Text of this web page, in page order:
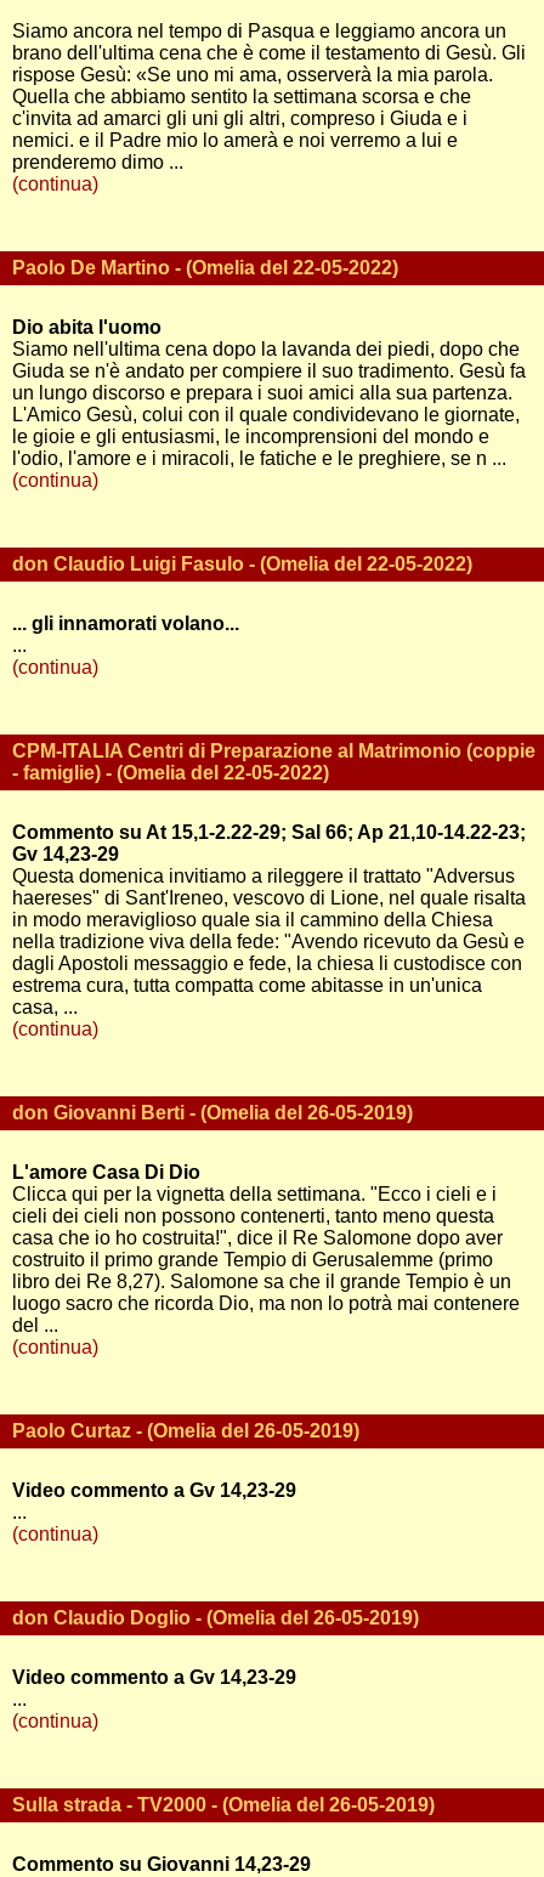
Siamo ancora nel tempo di Pasqua e leggiamo ancora un
brano dell'ultima cena che è come il testamento di Gesù. Gli
rispose Gesù: «Se uno mi ama, osserverà la mia parola.
Quella che abbiamo sentito la settimana scorsa e che
c'invita ad amarci gli uni gli altri, compreso i Giuda e i
nemici. e il Padre mio lo amerà e noi verremo a lui e
prenderemo dimo ...
(continua)
Paolo De Martino - (Omelia del 22-05-2022)
Dio abita l'uomo
Siamo nell'ultima cena dopo la lavanda dei piedi, dopo che
Giuda se n'è andato per compiere il suo tradimento. Gesù fa
un lungo discorso e prepara i suoi amici alla sua partenza.
L'Amico Gesù, colui con il quale condividevano le giornate,
le gioie e gli entusiasmi, le incomprensioni del mondo e
l'odio, l'amore e i miracoli, le fatiche e le preghiere, se n ...
(continua)
don Claudio Luigi Fasulo - (Omelia del 22-05-2022)
... gli innamorati volano...
...
(continua)
CPM-ITALIA Centri di Preparazione al Matrimonio (coppie
- famiglie) - (Omelia del 22-05-2022)
Commento su At 15,1-2.22-29; Sal 66; Ap 21,10-14.22-23;
Gv 14,23-29
Questa domenica invitiamo a rileggere il trattato "Adversus
haereses" di Sant'Ireneo, vescovo di Lione, nel quale risalta
in modo meraviglioso quale sia il cammino della Chiesa
nella tradizione viva della fede: "Avendo ricevuto da Gesù e
dagli Apostoli messaggio e fede, la chiesa li custodisce con
estrema cura, tutta compatta come abitasse in un'unica
casa, ...
(continua)
don Giovanni Berti - (Omelia del 26-05-2019)
L'amore Casa Di Dio
Clicca qui per la vignetta della settimana. "Ecco i cieli e i
cieli dei cieli non possono contenerti, tanto meno questa
casa che io ho costruita!", dice il Re Salomone dopo aver
costruito il primo grande Tempio di Gerusalemme (primo
libro dei Re 8,27). Salomone sa che il grande Tempio è un
luogo sacro che ricorda Dio, ma non lo potrà mai contenere
del ...
(continua)
Paolo Curtaz - (Omelia del 26-05-2019)
Video commento a Gv 14,23-29
...
(continua)
don Claudio Doglio - (Omelia del 26-05-2019)
Video commento a Gv 14,23-29
...
(continua)
Sulla strada - TV2000 - (Omelia del 26-05-2019)
Commento su Giovanni 14,23-29